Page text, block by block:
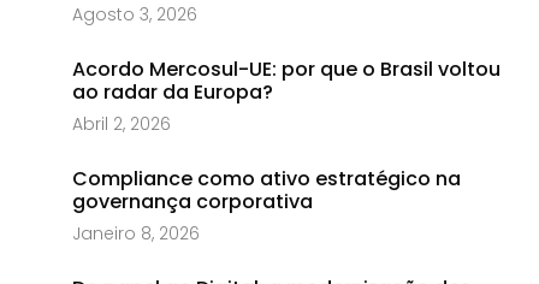
Agosto 3, 2026
Acordo Mercosul-UE: por que o Brasil voltou
ao radar da Europa?
Abril 2, 2026
Compliance como ativo estratégico na
governança corporativa
Janeiro 8, 2026